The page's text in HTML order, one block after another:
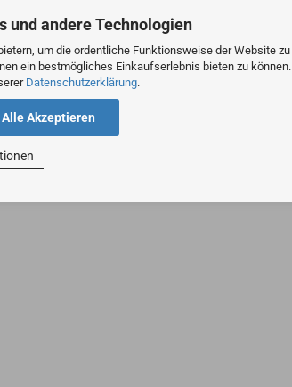
und andere Technologien
um die ordentliche Funktionsweise der Website zu
ein bestmögliches Einkaufserlebnis bieten zu können.
Datenschutzerklärung.
Alle Akzeptieren